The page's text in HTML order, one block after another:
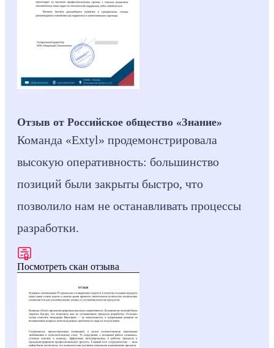
Отзыв от Российское общество «Знание»
Команда «Extyl» продемонстрировала
высокую оперативность: большинство
позиций были закрыты быстро, что
позволило нам не останавливать процессы
разработки.
Посмотреть скан отзыва